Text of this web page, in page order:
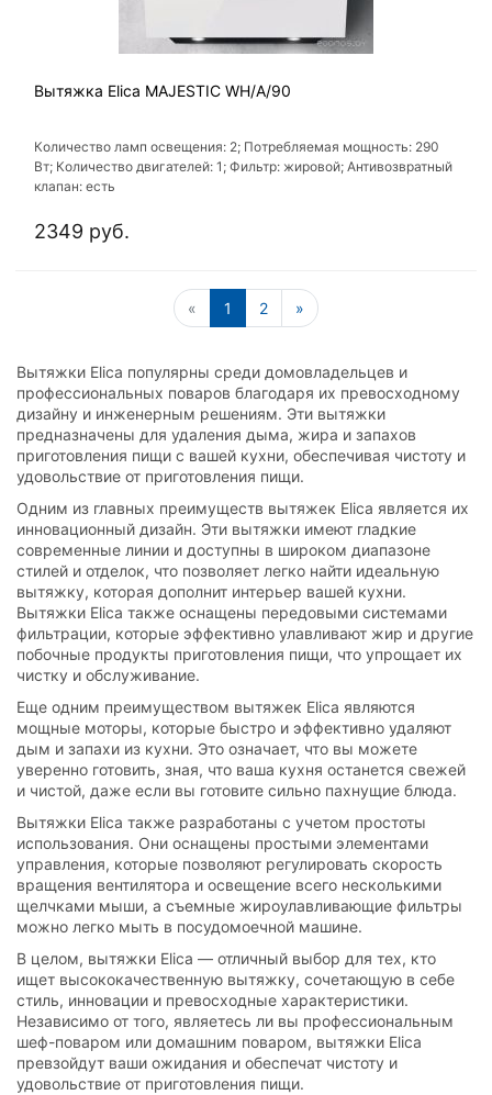
Вытяжка Elica MAJESTIC WH/A/90
Количество ламп освещения: 2; Потребляемая мощность: 290
Вт; Количество двигателей: 1; Фильтр: жировой; Антивозвратный
клапан: есть
2349 руб.
« 1 2 »
Вытяжки Elica популярны среди домовладельцев и
профессиональных поваров благодаря их превосходному
дизайну и инженерным решениям. Эти вытяжки
предназначены для удаления дыма, жира и запахов
приготовления пищи с вашей кухни, обеспечивая чистоту и
удовольствие от приготовления пищи.
Одним из главных преимуществ вытяжек Elica является их
инновационный дизайн. Эти вытяжки имеют гладкие
современные линии и доступны в широком диапазоне
стилей и отделок, что позволяет легко найти идеальную
вытяжку, которая дополнит интерьер вашей кухни.
Вытяжки Elica также оснащены передовыми системами
фильтрации, которые эффективно улавливают жир и другие
побочные продукты приготовления пищи, что упрощает их
чистку и обслуживание.
Еще одним преимуществом вытяжек Elica являются
мощные моторы, которые быстро и эффективно удаляют
дым и запахи из кухни. Это означает, что вы можете
уверенно готовить, зная, что ваша кухня останется свежей
и чистой, даже если вы готовите сильно пахнущие блюда.
Вытяжки Elica также разработаны с учетом простоты
использования. Они оснащены простыми элементами
управления, которые позволяют регулировать скорость
вращения вентилятора и освещение всего несколькими
щелчками мыши, а съемные жироулавливающие фильтры
можно легко мыть в посудомоечной машине.
В целом, вытяжки Elica — отличный выбор для тех, кто
ищет высококачественную вытяжку, сочетающую в себе
стиль, инновации и превосходные характеристики.
Независимо от того, являетесь ли вы профессиональным
шеф-поваром или домашним поваром, вытяжки Elica
превзойдут ваши ожидания и обеспечат чистоту и
удовольствие от приготовления пищи.